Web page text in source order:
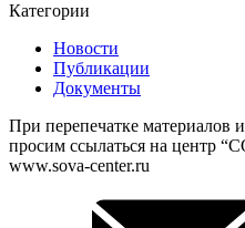
Категории
Новости
Публикации
Документы
При перепечатке материалов
просим ссылаться на центр
www.sova-center.ru